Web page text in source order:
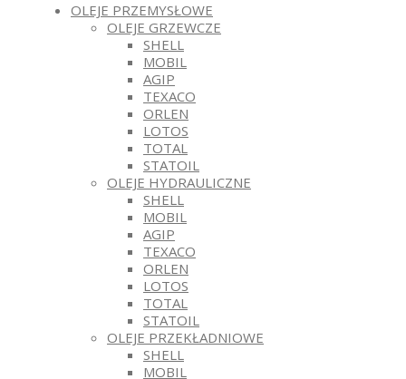
OLEJE PRZEMYSŁOWE
OLEJE GRZEWCZE
SHELL
MOBIL
AGIP
TEXACO
ORLEN
LOTOS
TOTAL
STATOIL
OLEJE HYDRAULICZNE
SHELL
MOBIL
AGIP
TEXACO
ORLEN
LOTOS
TOTAL
STATOIL
OLEJE PRZEKŁADNIOWE
SHELL
MOBIL